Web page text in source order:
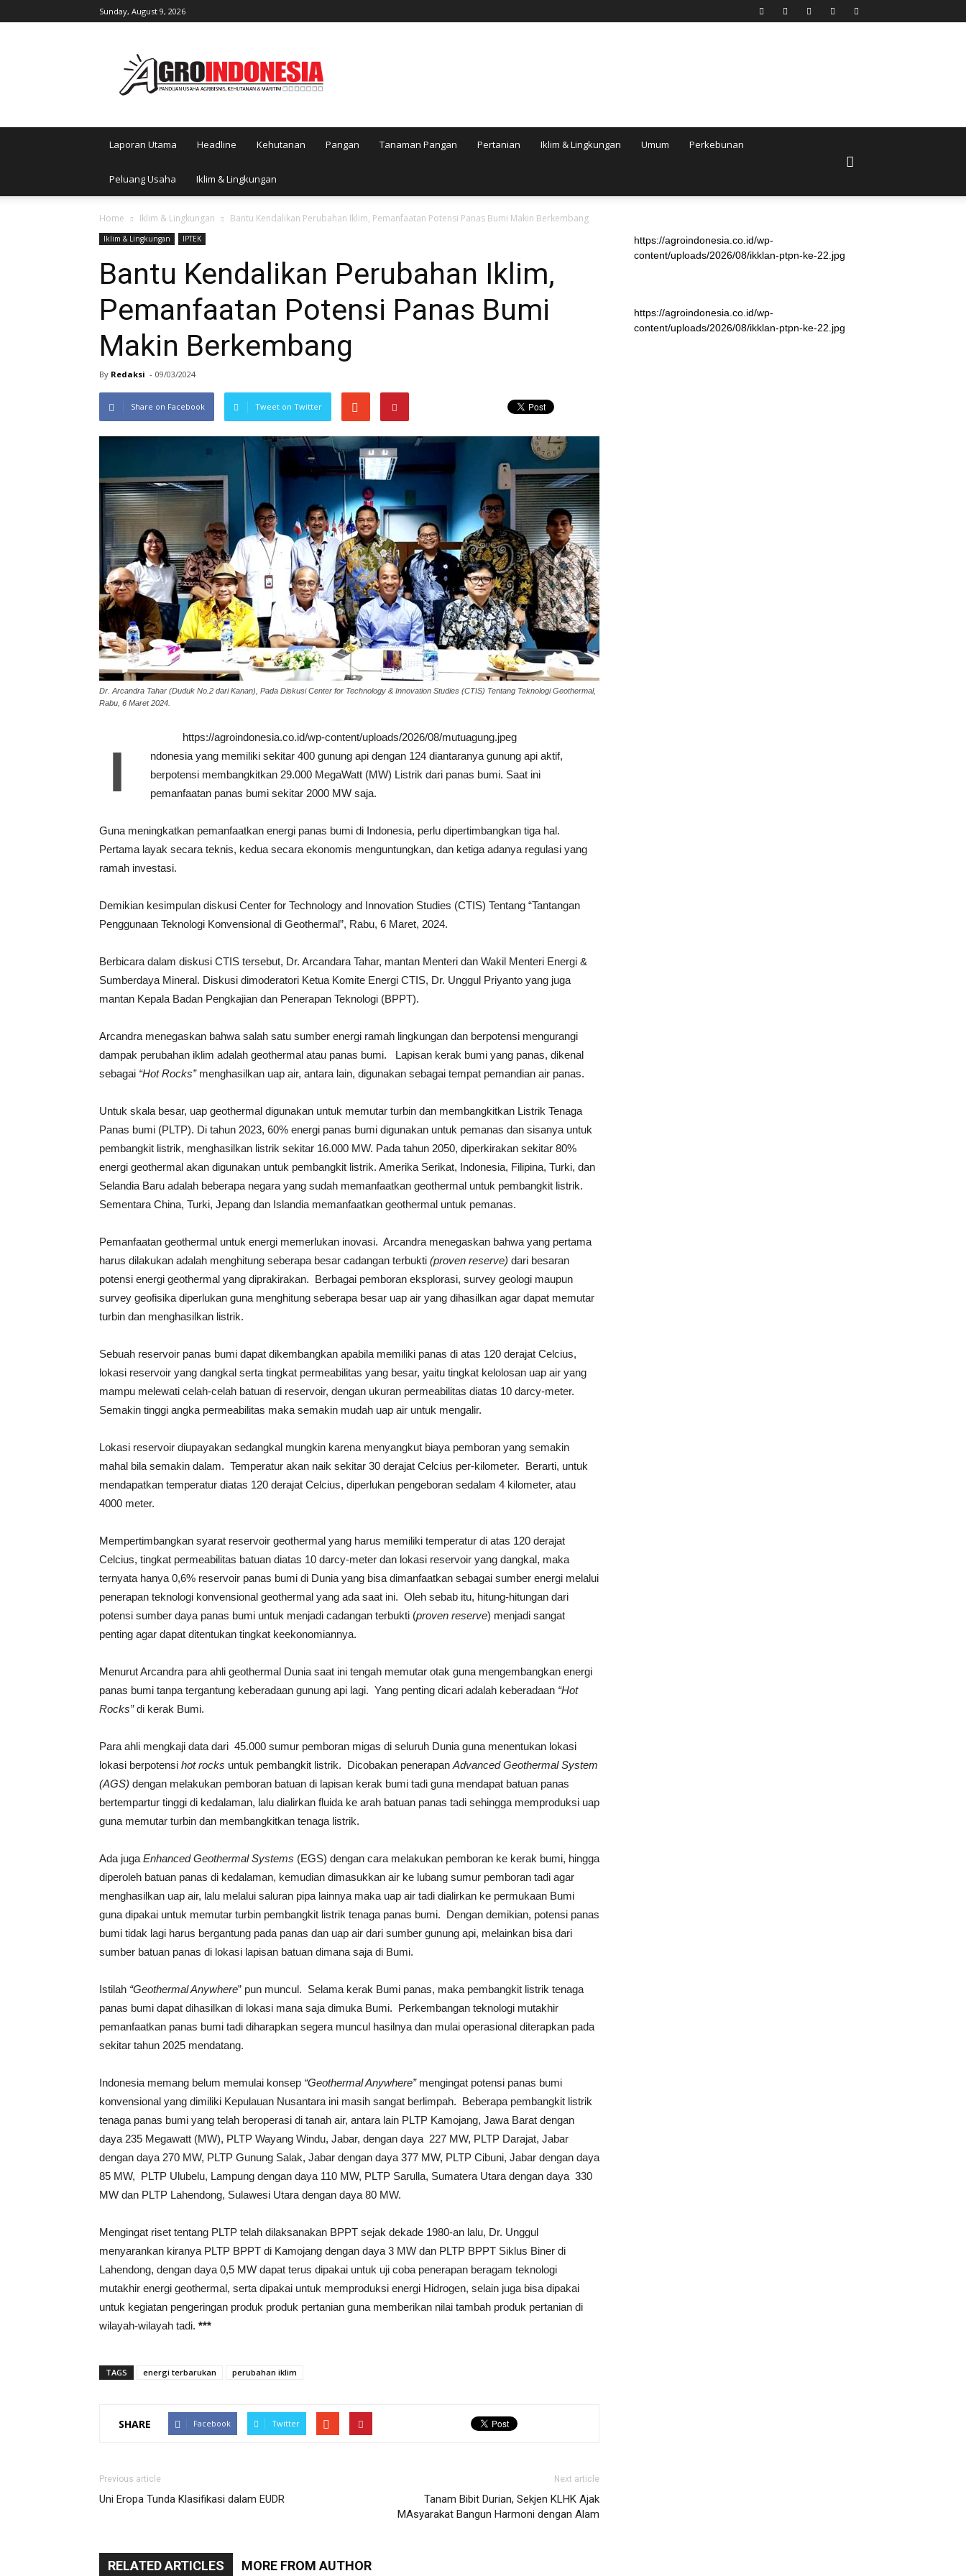
Sunday, August 9, 2026
Laporan Utama Headline Kehutanan Pangan Tanaman Pangan Pertanian Iklim & Lingkungan Umum Perkebunan
Peluang Usaha Iklim & Lingkungan
Home Iklim & Lingkungan Bantu Kendalikan Perubahan Iklim, Pemanfaatan Potensi Panas Bumi Makin Berkembang
Iklim & Lingkungan IPTEK
Bantu Kendalikan Perubahan Iklim,
Pemanfaatan Potensi Panas Bumi
Makin Berkembang
By Redaksi - 09/03/2024
Share on Facebook Tweet on Twitter
Dr. Arcandra Tahar (Duduk No.2 dari Kanan), Pada Diskusi Center for Technology & Innovation Studies (CTIS) Tentang Teknologi Geothermal,
Rabu, 6 Maret 2024.
https://agroindonesia.co.id/wp-content/uploads/2026/08/mutuagung.jpeg
I
ndonesia yang memiliki sekitar 400 gunung api dengan 124 diantaranya gunung api aktif,
berpotensi membangkitkan 29.000 MegaWatt (MW) Listrik dari panas bumi. Saat ini
pemanfaatan panas bumi sekitar 2000 MW saja.
Guna meningkatkan pemanfaatkan energi panas bumi di Indonesia, perlu dipertimbangkan tiga hal.
Pertama layak secara teknis, kedua secara ekonomis menguntungkan, dan ketiga adanya regulasi yang
ramah investasi.
Demikian kesimpulan diskusi Center for Technology and Innovation Studies (CTIS) Tentang “Tantangan
Penggunaan Teknologi Konvensional di Geothermal”, Rabu, 6 Maret, 2024.
Berbicara dalam diskusi CTIS tersebut, Dr. Arcandara Tahar, mantan Menteri dan Wakil Menteri Energi &
Sumberdaya Mineral. Diskusi dimoderatori Ketua Komite Energi CTIS, Dr. Unggul Priyanto yang juga
mantan Kepala Badan Pengkajian dan Penerapan Teknologi (BPPT).
Arcandra menegaskan bahwa salah satu sumber energi ramah lingkungan dan berpotensi mengurangi
dampak perubahan iklim adalah geothermal atau panas bumi. Lapisan kerak bumi yang panas, dikenal
sebagai “Hot Rocks”menghasilkan uap air, antara lain, digunakan sebagai tempat pemandian air panas.
Untuk skala besar, uap geothermal digunakan untuk memutar turbin dan membangkitkan Listrik Tenaga
Panas bumi (PLTP). Di tahun 2023, 60% energi panas bumi digunakan untuk pemanas dan sisanya untuk
pembangkit listrik, menghasilkan listrik sekitar 16.000 MW. Pada tahun 2050, diperkirakan sekitar 80%
energi geothermal akan digunakan untuk pembangkit listrik. Amerika Serikat, Indonesia, Filipina, Turki, dan
Selandia Baru adalah beberapa negara yang sudah memanfaatkan geothermal untuk pembangkit listrik.
Sementara China, Turki, Jepang dan Islandia memanfaatkan geothermal untuk pemanas.
Pemanfaatan geothermal untuk energi memerlukan inovasi. Arcandra menegaskan bahwa yang pertama
harus dilakukan adalah menghitung seberapa besar cadangan terbukti (proven reserve) dari besaran
potensi energi geothermal yang diprakirakan. Berbagai pemboran eksplorasi, survey geologi maupun
survey geofisika diperlukan guna menghitung seberapa besar uap air yang dihasilkan agar dapat memutar
turbin dan menghasilkan listrik.
Sebuah reservoir panas bumi dapat dikembangkan apabila memiliki panas di atas 120 derajat Celcius,
lokasi reservoir yang dangkal serta tingkat permeabilitas yang besar, yaitu tingkat kelolosan uap air yang
mampu melewati celah-celah batuan di reservoir, dengan ukuran permeabilitas diatas 10 darcy-meter.
Semakin tinggi angka permeabilitas maka semakin mudah uap air untuk mengalir.
Lokasi reservoir diupayakan sedangkal mungkin karena menyangkut biaya pemboran yang semakin
mahal bila semakin dalam. Temperatur akan naik sekitar 30 derajat Celcius per-kilometer. Berarti, untuk
mendapatkan temperatur diatas 120 derajat Celcius, diperlukan pengeboran sedalam 4 kilometer, atau
4000 meter.
Mempertimbangkan syarat reservoir geothermal yang harus memiliki temperatur di atas 120 derajat
Celcius, tingkat permeabilitas batuan diatas 10 darcy-meter dan lokasi reservoir yang dangkal, maka
ternyata hanya 0,6% reservoir panas bumi di Dunia yang bisa dimanfaatkan sebagai sumber energi melalui
penerapan teknologi konvensional geothermal yang ada saat ini. Oleh sebab itu, hitung-hitungan dari
potensi sumber daya panas bumi untuk menjadi cadangan terbukti (proven reserve) menjadi sangat
penting agar dapat ditentukan tingkat keekonomiannya.
Menurut Arcandra para ahli geothermal Dunia saat ini tengah memutar otak guna mengembangkan energi
panas bumi tanpa tergantung keberadaan gunung api lagi. Yang penting dicari adalah keberadaan “Hot
Rocks”di kerak Bumi.
Para ahli mengkaji data dari 45.000 sumur pemboran migas di seluruh Dunia guna menentukan lokasi
lokasi berpotensi hot rocks untuk pembangkit listrik. Dicobakan penerapan Advanced Geothermal System
(AGS) dengan melakukan pemboran batuan di lapisan kerak bumi tadi guna mendapat batuan panas
bertempartur tinggi di kedalaman, lalu dialirkan fluida ke arah batuan panas tadi sehingga memproduksi uap
guna memutar turbin dan membangkitkan tenaga listrik.
Ada juga Enhanced Geothermal Systems (EGS) dengan cara melakukan pemboran ke kerak bumi, hingga
diperoleh batuan panas di kedalaman, kemudian dimasukkan air ke lubang sumur pemboran tadi agar
menghasilkan uap air, lalu melalui saluran pipa lainnya maka uap air tadi dialirkan ke permukaan Bumi
guna dipakai untuk memutar turbin pembangkit listrik tenaga panas bumi. Dengan demikian, potensi panas
bumi tidak lagi harus bergantung pada panas dan uap air dari sumber gunung api, melainkan bisa dari
sumber batuan panas di lokasi lapisan batuan dimana saja di Bumi.
Istilah “Geothermal Anywhere” pun muncul. Selama kerak Bumi panas, maka pembangkit listrik tenaga
panas bumi dapat dihasilkan di lokasi mana saja dimuka Bumi. Perkembangan teknologi mutakhir
pemanfaatkan panas bumi tadi diharapkan segera muncul hasilnya dan mulai operasional diterapkan pada
sekitar tahun 2025 mendatang.
Indonesia memang belum memulai konsep “Geothermal Anywhere”mengingat potensi panas bumi
konvensional yang dimiliki Kepulauan Nusantara ini masih sangat berlimpah. Beberapa pembangkit listrik
tenaga panas bumi yang telah beroperasi di tanah air, antara lain PLTP Kamojang, Jawa Barat dengan
daya 235 Megawatt (MW), PLTP Wayang Windu, Jabar, dengan daya 227 MW, PLTP Darajat, Jabar
dengan daya 270 MW, PLTP Gunung Salak, Jabar dengan daya 377 MW, PLTP Cibuni, Jabar dengan daya
85 MW, PLTP Ulubelu, Lampung dengan daya 110 MW, PLTP Sarulla, Sumatera Utara dengan daya 330
MW dan PLTP Lahendong, Sulawesi Utara dengan daya 80 MW.
Mengingat riset tentang PLTP telah dilaksanakan BPPT sejak dekade 1980-an lalu, Dr. Unggul
menyarankan kiranya PLTP BPPT di Kamojang dengan daya 3 MW dan PLTP BPPT Siklus Biner di
Lahendong, dengan daya 0,5 MW dapat terus dipakai untuk uji coba penerapan beragam teknologi
mutakhir energi geothermal, serta dipakai untuk memproduksi energi Hidrogen, selain juga bisa dipakai
untuk kegiatan pengeringan produk produk pertanian guna memberikan nilai tambah produk pertanian di
wilayah-wilayah tadi. ***
TAGS energi terbarukan perubahan iklim
SHARE Facebook Twitter
Previous article
Uni Eropa Tunda Klasifikasi dalam EUDR
Next article
Tanam Bibit Durian, Sekjen KLHK Ajak
MAsyarakat Bangun Harmoni dengan Alam
RELATED ARTICLES MORE FROM AUTHOR
https://agroindonesia.co.id/wp-
content/uploads/2026/08/ikklan-ptpn-ke-22.jpg
https://agroindonesia.co.id/wp-
content/uploads/2026/08/ikklan-ptpn-ke-22.jpg